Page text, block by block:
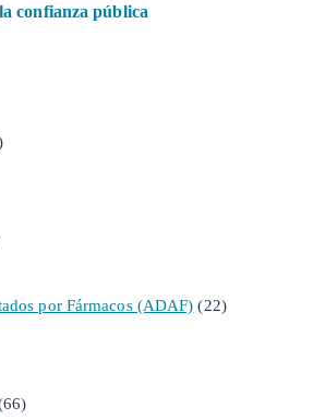
confianza pública
por Fármacos (ADAF) (22)